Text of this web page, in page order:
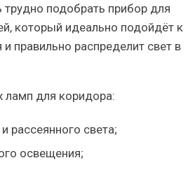
трудно подобрать прибор для
который идеально подойдёт к
правильно распределит свет в
ламп для коридора:
рассеянного света;
освещения;